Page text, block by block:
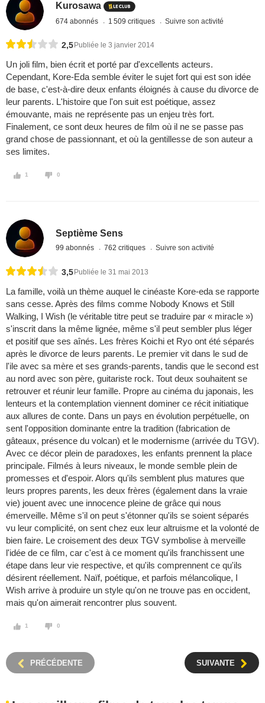
Kurosawa
674 abonnés 1 509 critiques Suivre son activité
2,5 Publiée le 3 janvier 2014
Un joli film, bien écrit et porté par d'excellents acteurs.
Cependant, Kore-Eda semble éviter le sujet fort qui est son idée
de base, c'est-à-dire deux enfants éloignés à cause du divorce de
leur parents. L'histoire que l'on suit est poétique, assez
émouvante, mais ne représente pas un enjeu très fort.
Finalement, ce sont deux heures de film où il ne se passe pas
grand chose de passionnant, et où la gentillesse de son auteur a
ses limites.
1 0
Septième Sens
99 abonnés 762 critiques Suivre son activité
3,5 Publiée le 31 mai 2013
La famille, voilà un thème auquel le cinéaste Kore-eda se rapporte
sans cesse. Après des films comme Nobody Knows et Still
Walking, I Wish (le véritable titre peut se traduire par « miracle »)
s'inscrit dans la même lignée, même s'il peut sembler plus léger
et positif que ses aînés. Les frères Koichi et Ryo ont été séparés
après le divorce de leurs parents. Le premier vit dans le sud de
l'ile avec sa mère et ses grands-parents, tandis que le second est
au nord avec son père, guitariste rock. Tout deux souhaitent se
retrouver et réunir leur famille. Propre au cinéma du japonais, les
lenteurs et la contemplation viennent dominer ce récit initiatique
aux allures de conte. Dans un pays en évolution perpétuelle, on
sent l'opposition dominante entre la tradition (fabrication de
gâteaux, présence du volcan) et le modernisme (arrivée du TGV).
Avec ce décor plein de paradoxes, les enfants prennent la place
principale. Filmés à leurs niveaux, le monde semble plein de
promesses et d'espoir. Alors qu'ils semblent plus matures que
leurs propres parents, les deux frères (également dans la vraie
vie) jouent avec une innocence pleine de grâce qui nous
émerveille. Même s'il on peut s'étonner qu'ils se soient séparés
vu leur complicité, on sent chez eux leur altruisme et la volonté de
bien faire. Le croisement des deux TGV symbolise à merveille
l'idée de ce film, car c'est à ce moment qu'ils franchissent une
étape dans leur vie respective, et qu'ils comprennent ce qu'ils
désirent réellement. Naïf, poétique, et parfois mélancolique, I
Wish arrive à produire un style qu'on ne trouve pas en occident,
mais qu'on aimerait rencontrer plus souvent.
1 0
PRÉCÉDENTE SUIVANTE